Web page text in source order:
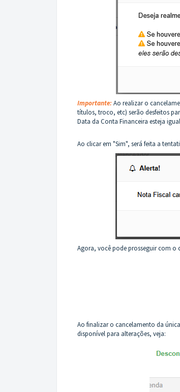
Importante: Ao realizar o
títulos, troco, etc) serão desfeitos
Data da Conta Financeira esteja
Ao clicar em "Sim", será feita a
Agora, você pode prosseguir com o
Ao finalizar o cancelamento da
disponível para alterações, veja: